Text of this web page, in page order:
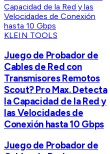
KLEIN TOOLS
Juego de Probador de
Cables de Red con
Transmisores Remotos
Scout? Pro Max. Detecta
la Capacidad de la Red y
las Velocidades de
Conexión hasta 10 Gbps
Juego de Probador de